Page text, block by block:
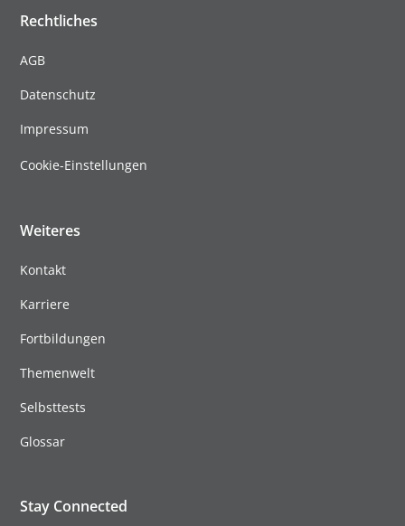
Rechtliches
AGB
Datenschutz
Impressum
Cookie-Einstellungen
Weiteres
Kontakt
Karriere
Fortbildungen
Themenwelt
Selbsttests
Glossar
Stay Connected